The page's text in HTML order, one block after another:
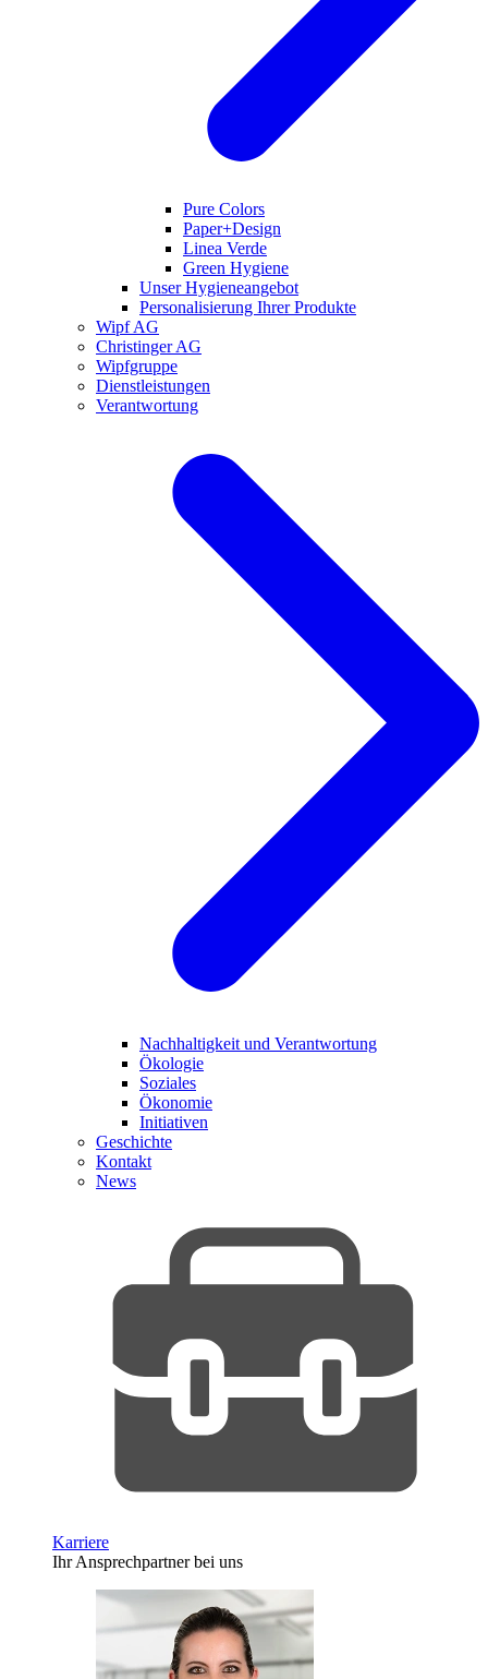
Pure Colors
Paper+Design
Linea Verde
Green Hygiene
Unser Hygieneangebot
Personalisierung Ihrer Produkte
Wipf AG
Christinger AG
Wipfgruppe
Dienstleistungen
Verantwortung
Nachhaltigkeit und Verantwortung
Ökologie
Soziales
Ökonomie
Initiativen
Geschichte
Kontakt
News
Karriere
Ihr Ansprechpartner bei uns